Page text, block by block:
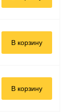
В корзину
В корзину